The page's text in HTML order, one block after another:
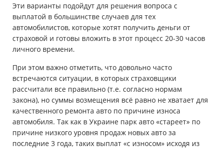
Эти варианты подойдут для решения вопроса с
выплатой в большинстве случаев для тех
автомобилистов, которые хотят получить деньги от
страховой и готовы вложить в этот процесс 20-30 часов
личного времени.
При этом важно отметить, что довольно часто
встречаются ситуации, в которых страховщики
рассчитали все правильно (т.е. согласно нормам
закона), но суммы возмещения всё равно не хватает для
качественного ремонта авто по причине износа
автомобиля. Так как в Украине парк авто «стареет» по
причине низкого уровня продаж новых авто за
последние 3 года, таких выплат «с износом» исходя из